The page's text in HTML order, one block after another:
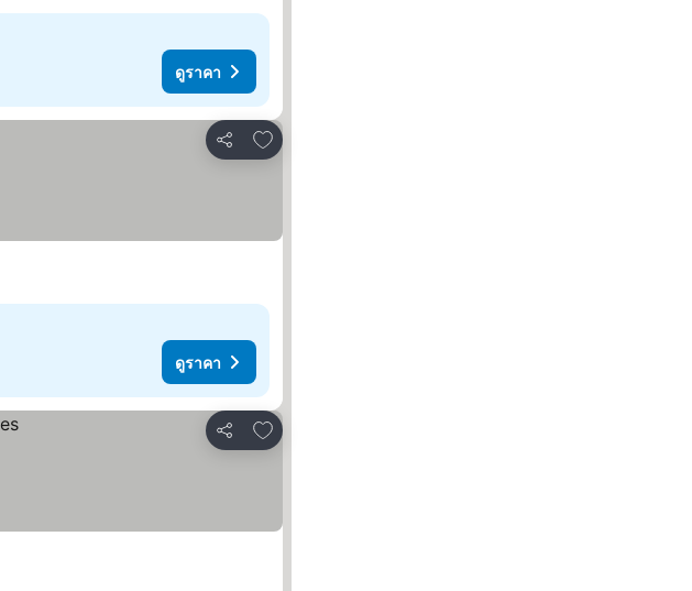
ดูราคา
แชร์
เพิ่มในรายการโปรด
ดูราคา
แชร์
เพิ่มในรายการโปรด